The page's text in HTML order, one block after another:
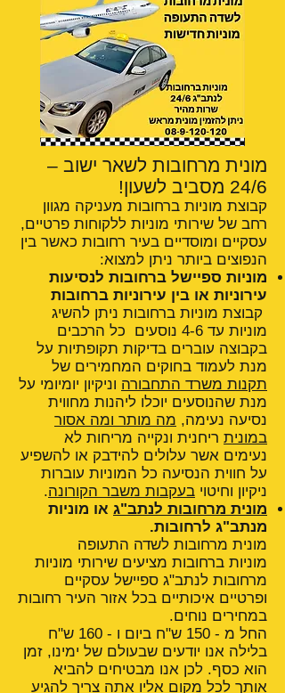
מונית מרחובות לשאר ישוב –
24/6 מסביב לשעון!
קבוצת מוניות ברחובות מעניקה מגוון
רחב של שירותי מוניות ללקוחות פרטיים,
עסקיים ומוסדיים בעיר רחובות כאשר בין
הנפוצים ביותר ניתן למצוא:
מוניות ספיישל ברחובות לנסיעות
עירוניות או בין עירוניות ברחובות
קבוצת מוניות ברחובות ניתן להשיג
מוניות עד 4-6 נוסעים כל הרכבים
בקבוצה עוברים בדיקות תקופתיות על
מנת לעמוד בחוקים המחמירים של
תקנות משרד התחבורה וניקיון יומיומי על
מנת שהנוסעים יוכלו ליהנות מחווית
נסיעה נעימה, מה מותר ומה אסור
במונית ריחנית ונקייה מריחות לא
נעימים אשר עלולים להידבק או להשפיע
על חווית הנסיעה כל המוניות עוברות
ניקיון וחיטוי בעקבות משבר הקורונה.
מונית מרחובות לנתב"ג או מוניות
מנתב"ג לרחובות.
מונית מרחובות לשדה התעופה
מוניות ברחובות מציעים שירותי מוניות
מרחובות לנתב"ג ספיישל עסקיים
ופרטיים איכותיים בכל אזור העיר רחובות
במחירים נוחים.
החל מ - 150 ש"ח ביום ו - 160 ש"ח
בלילה אנו יודעים שבעולם של ימינו, זמן
הוא כסף. לכן אנו מבטיחים להביא
אותך לכל מקום אליו אתה צריך להגיע